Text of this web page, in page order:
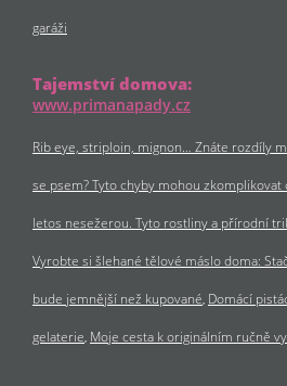
garáži
Tajemství domova:
www.primanapady.cz
Rib eye, striploin, mignon… Znáte rozdíly
se psem? Tyto chyby mohou zkomplikovat
letos nesežerou. Tyto rostliny a přírodní
Vyrobte si šlehané tělové máslo doma:
bude jemnější než kupované Domácí
gelaterie Moje cesta k originálním ručně